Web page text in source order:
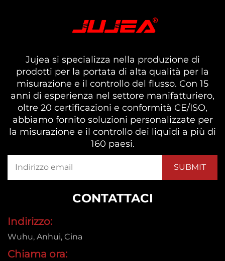
Jujea si specializza nella produzione di
prodotti per la portata di alta qualità per la
misurazione e il controllo del flusso. Con 15
anni di esperienza nel settore manifatturiero,
oltre 20 certificazioni e conformità CE/ISO,
abbiamo fornito soluzioni personalizzate per
la misurazione e il controllo dei liquidi a più di
160 paesi.
CONTATTACI
Indirizzo:
Wuhu, Anhui, Cina
Chiama ora: